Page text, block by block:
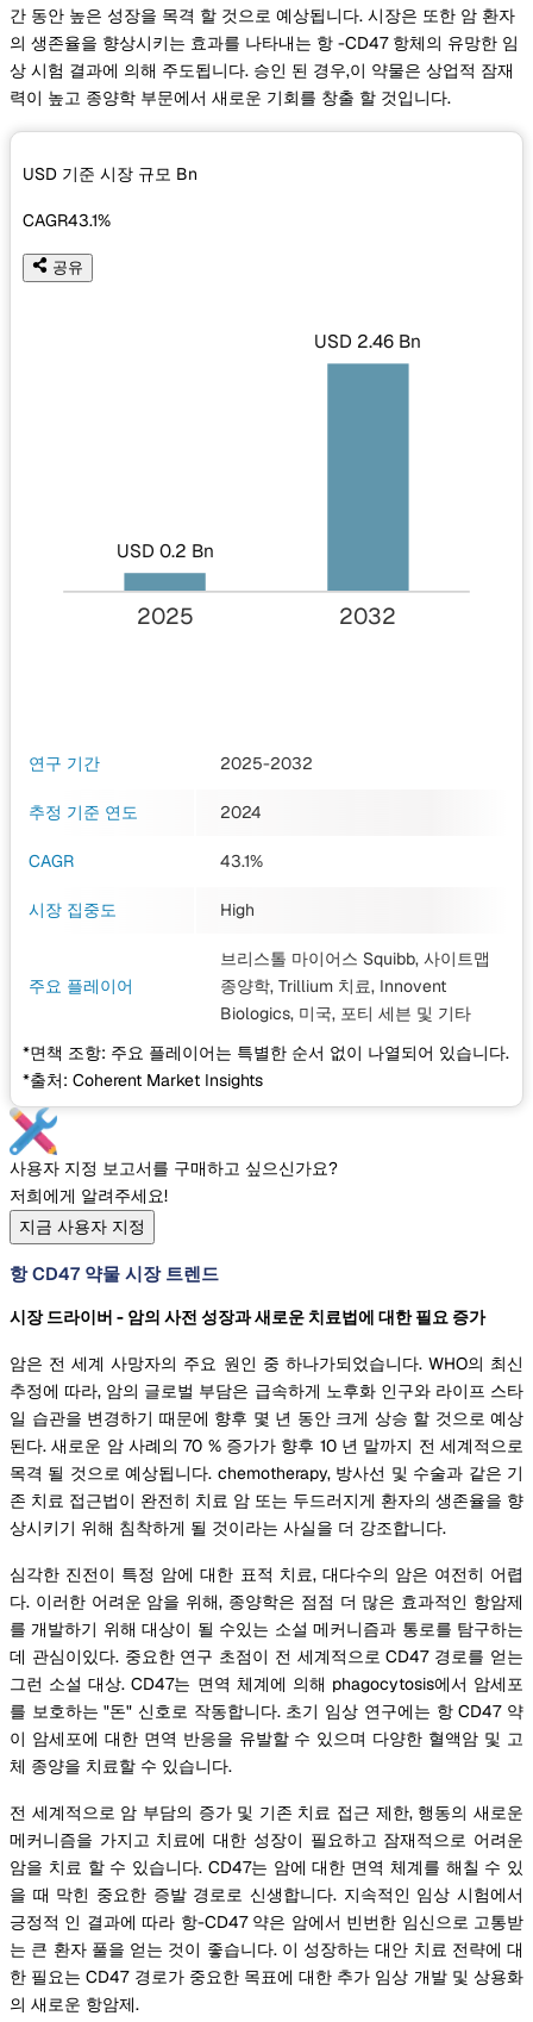
간 동안 높은 성장을 목격 할 것으로 예상됩니다. 시장은 또한 암 환자
의 생존율을 향상시키는 효과를 나타내는 항 -CD47 항체의 유망한 임
상 시험 결과에 의해 주도됩니다. 승인 된 경우,이 약물은 상업적 잠재
력이 높고 종양학 부문에서 새로운 기회를 창출 할 것입니다.
USD 기준 시장 규모 Bn
CAGR43.1%
공유
USD 0.2 Bn
USD 2.46 Bn
2025 2032
연구 기간 2025-2032
추정 기준 연도 2024
CAGR 43.1%
시장 집중도 High
주요 플레이어
브리스톨 마이어스 Squibb, 사이트맵
종양학, Trillium 치료, Innovent
Biologics, 미국, 포티 세븐 및 기타
*면책 조항: 주요 플레이어는 특별한 순서 없이 나열되어 있습니다.
*출처: Coherent Market Insights
사용자 지정 보고서를 구매하고 싶으신가요?
저희에게 알려주세요!
지금 사용자 지정
항 CD47 약물 시장 트렌드
시장 드라이버 - 암의 사전 성장과 새로운 치료법에 대한 필요 증가
암은 전 세계 사망자의 주요 원인 중 하나가되었습니다. WHO의 최신
추정에 따라, 암의 글로벌 부담은 급속하게 노후화 인구와 라이프 스타
일 습관을 변경하기 때문에 향후 몇 년 동안 크게 상승 할 것으로 예상
된다. 새로운 암 사례의 70 % 증가가 향후 10 년 말까지 전 세계적으로
목격 될 것으로 예상됩니다. chemotherapy, 방사선 및 수술과 같은 기
존 치료 접근법이 완전히 치료 암 또는 두드러지게 환자의 생존율을 향
상시키기 위해 침착하게 될 것이라는 사실을 더 강조합니다.
심각한 진전이 특정 암에 대한 표적 치료, 대다수의 암은 여전히 어렵
다. 이러한 어려운 암을 위해, 종양학은 점점 더 많은 효과적인 항암제
를 개발하기 위해 대상이 될 수있는 소설 메커니즘과 통로를 탐구하는
데 관심이있다. 중요한 연구 초점이 전 세계적으로 CD47 경로를 얻는
그런 소설 대상. CD47는 면역 체계에 의해 phagocytosis에서 암세포
를 보호하는 "돈" 신호로 작동합니다. 초기 임상 연구에는 항 CD47 약
이 암세포에 대한 면역 반응을 유발할 수 있으며 다양한 혈액암 및 고
체 종양을 치료할 수 있습니다.
전 세계적으로 암 부담의 증가 및 기존 치료 접근 제한, 행동의 새로운
메커니즘을 가지고 치료에 대한 성장이 필요하고 잠재적으로 어려운
암을 치료 할 수 있습니다. CD47는 암에 대한 면역 체계를 해칠 수 있
을 때 막힌 중요한 증발 경로로 신생합니다. 지속적인 임상 시험에서
긍정적 인 결과에 따라 항-CD47 약은 암에서 빈번한 임신으로 고통받
는 큰 환자 풀을 얻는 것이 좋습니다. 이 성장하는 대안 치료 전략에 대
한 필요는 CD47 경로가 중요한 목표에 대한 추가 임상 개발 및 상용화
의 새로운 항암제.